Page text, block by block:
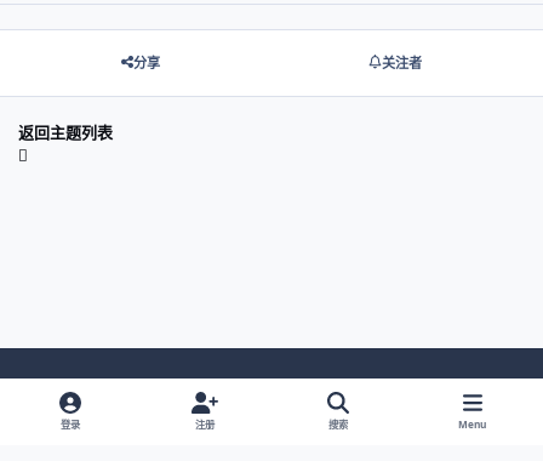
分享 关注者
返回主题列表
Light ModeDark ModeSystem Preference
登录 注册 搜索 Menu